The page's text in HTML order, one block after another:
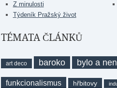
Z minulosti
Týdeník Pražský život
TÉMATA ČLÁNKŮ
art deco baroko bylo a
funkcionalismus hřbitovy